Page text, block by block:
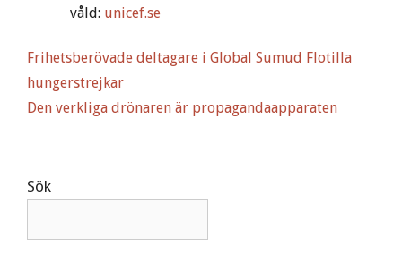
våld: unicef.se
Frihetsberövade deltagare i Global Sumud Flotilla
hungerstrejkar
Den verkliga drönaren är propagandaapparaten
Sök